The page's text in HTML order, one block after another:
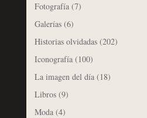
Fotografía(7)
Galerías(6)
Historias olvidadas(202)
Iconografía(100)
La imagen del día(18)
Libros(9)
Moda(4)